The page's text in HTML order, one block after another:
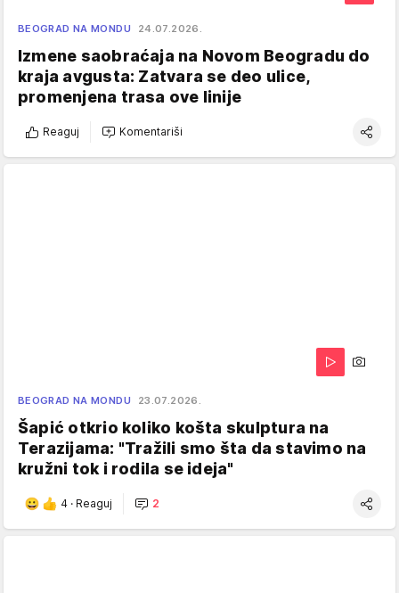
BEOGRAD NA MONDU 24.07.2026.
Izmene saobraćaja na Novom Beogradu do
kraja avgusta: Zatvara se deo ulice,
promenjena trasa ove linije
Reaguj Komentariši
BEOGRAD NA MONDU 23.07.2026.
Šapić otkrio koliko košta skulptura na
Terazijama: "Tražili smo šta da stavimo na
kružni tok i rodila se ideja"
4 · Reaguj 2